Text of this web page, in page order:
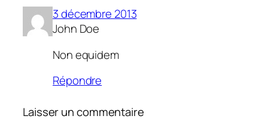
3 décembre 2013
John Doe
Non equidem
Répondre
Laisser un commentaire